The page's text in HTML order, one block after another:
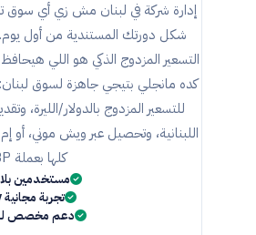
إدارة شركة في لبنان مش زي أي سوق
شكل دورتك المستندية من أول
التسعير المزدوج الذكي هو اللي
كده مانجلي بتيجي جاهزة لسوق
للتسعير المزدوج بالدولار/الليرة،
اللبنانية، وتحصيل عبر ويش موني، أو
كلها بعملة LBP.
مستخدمين
تجربة مجانية ٧ أيام
دعم مخصص